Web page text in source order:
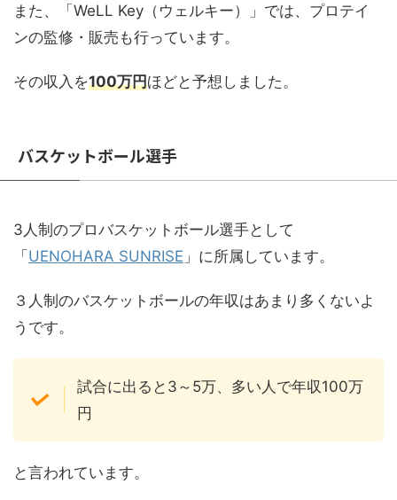
また、「WeLL Key（ウェルキー）」では、プロテイ
ンの監修・販売も行っています。
その収入を100万円ほどと予想しました。
バスケットボール選手
3人制のプロバスケットボール選手として
「UENOHARA SUNRISE 」に所属しています。
３人制のバスケットボールの年収はあまり多くないよ
うです。
試合に出ると3～5万、多い人で年収100万
円
と言われています。